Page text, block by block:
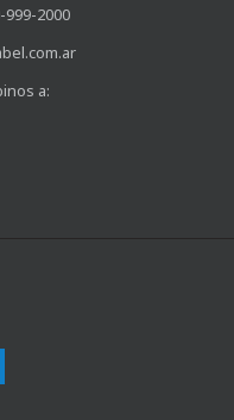
2000
a: